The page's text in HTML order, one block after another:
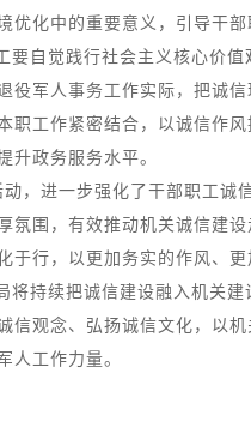
优化中的重要意义，引导干
要自觉践行社会主义核心价
役军人事务工作实际，把诚
职工作紧密结合，以诚信作
升政务服务水平。
，进一步强化了干部职工
氛围，有效推动机关诚信建
于行，以更加务实的作风、更
将持续把诚信建设融入机关
信观念、弘扬诚信文化，以
人工作力量。